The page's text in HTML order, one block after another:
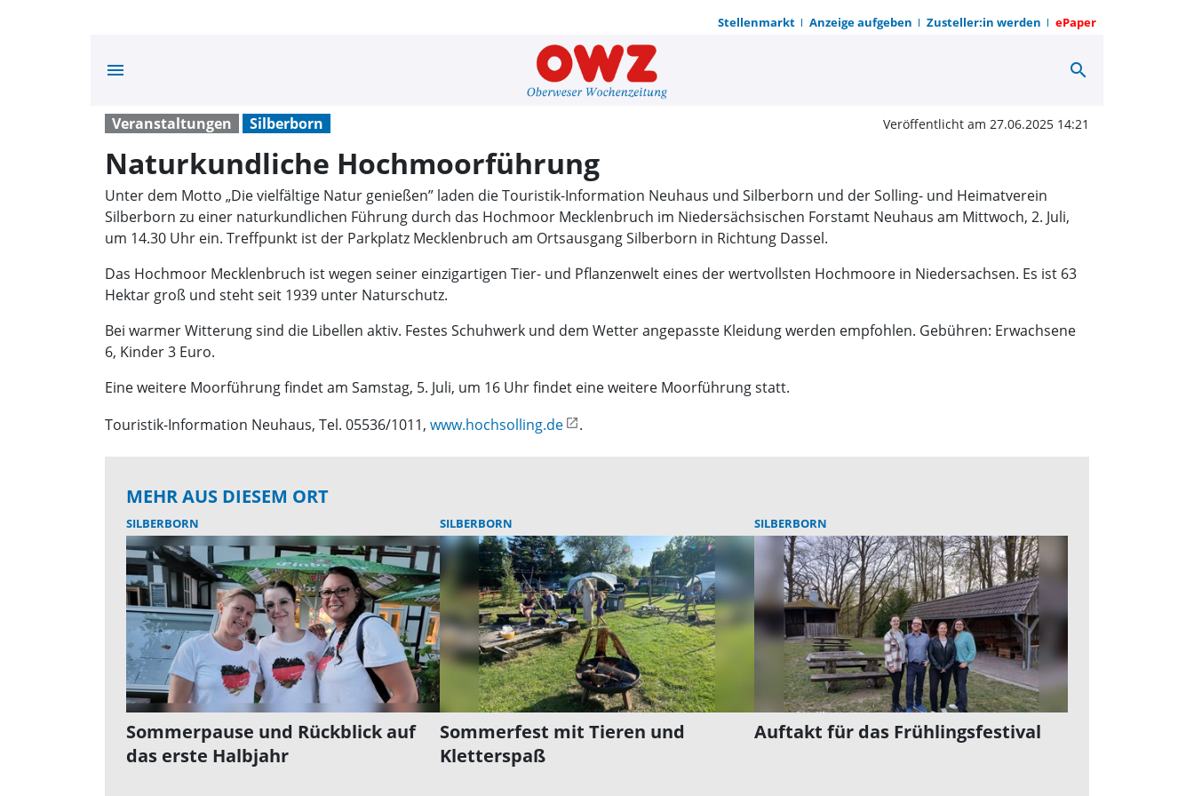
Stellenmarkt Anzeige aufgeben Zusteller:in werden ePaper
menu Naturkundliche Hochmoorführung
search
Veranstaltungen Silberborn Veröffentlicht am 27.06.2025 14:21
Naturkundliche Hochmoorführung
Unter dem Motto „Die vielfältige Natur genießen” laden die Touristik-Information Neuhaus und Silberborn und der Solling- und Heimatverein
Silberborn zu einer naturkundlichen Führung durch das Hochmoor Mecklenbruch im Niedersächsischen Forstamt Neuhaus am Mittwoch, 2. Juli,
um 14.30 Uhr ein. Treffpunkt ist der Parkplatz Mecklenbruch am Ortsausgang Silberborn in Richtung Dassel.
Das Hochmoor Mecklenbruch ist wegen seiner einzigartigen Tier- und Pflanzenwelt eines der wertvollsten Hochmoore in Niedersachsen. Es ist 63
Hektar groß und steht seit 1939 unter Naturschutz.
Bei warmer Witterung sind die Libellen aktiv. Festes Schuhwerk und dem Wetter angepasste Kleidung werden empfohlen. Gebühren: Erwachsene
6, Kinder 3 Euro.
Eine weitere Moorführung findet am Samstag, 5. Juli, um 16 Uhr findet eine weitere Moorführung statt.
Touristik-Information Neuhaus, Tel. 05536/1011, www.hochsolling.de .
MEHR AUS DIESEM ORT
SILBERBORN
Sommerpause und Rückblick auf
das erste Halbjahr
SILBERBORN
Sommerfest mit Tieren und
Kletterspaß
SILBERBORN
Auftakt für das Frühlingsfestival